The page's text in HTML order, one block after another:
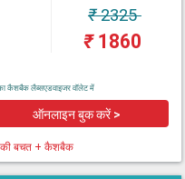
₹2325
₹1860
कैशबैक लैब्सएडवाइजर वॉलेट में
ऑनलाइन बुक करें >
बचत + कैशबैक